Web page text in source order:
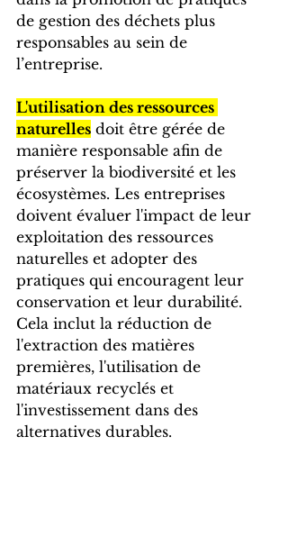
de gestion des déchets plus
responsables au sein de
l’entreprise.
L'utilisation des ressources
naturelles doit être gérée de
manière responsable afin de
préserver la biodiversité et les
écosystèmes. Les entreprises
doivent évaluer l'impact de leur
exploitation des ressources
naturelles et adopter des
pratiques qui encouragent leur
conservation et leur durabilité.
Cela inclut la réduction de
l'extraction des matières
premières, l'utilisation de
matériaux recyclés et
l'investissement dans des
alternatives durables.